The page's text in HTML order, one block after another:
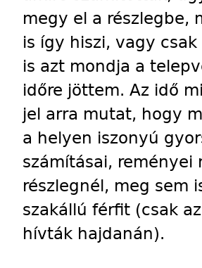
megy el a részlegbe,
is így hiszi, vagy
is azt mondja a
időre jöttem. Az idő
jel arra mutat, hogy
a helyen iszonyú
számításai,
részlegnél, meg sem
szakállú férfit (csak
hívták hajdanán).